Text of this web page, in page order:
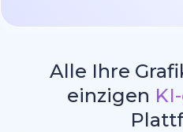
Alle Ihre
einzigen